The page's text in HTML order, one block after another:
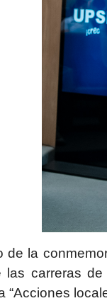
de la
las carreras
“Acciones